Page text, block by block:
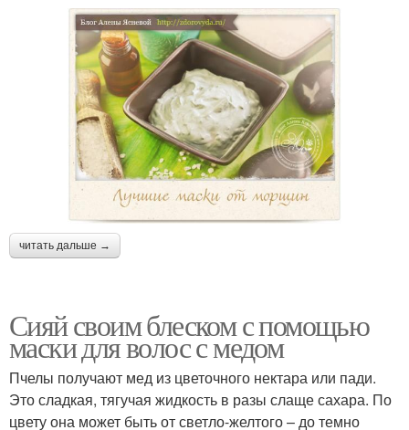
читать дальше →
Сияй своим блеском с помощью
маски для волос с медом
Пчелы получают мед из цветочного нектара или пади.
Это сладкая, тягучая жидкость в разы слаще сахара. По
цвету она может быть от светло-желтого – до темно